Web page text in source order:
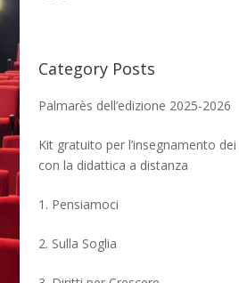
Category Posts
Palmarès dell’edizione 2025-2026
Kit gratuito per l’insegnamento
con la didattica a distanza
1. Pensiamoci
2. Sulla Soglia